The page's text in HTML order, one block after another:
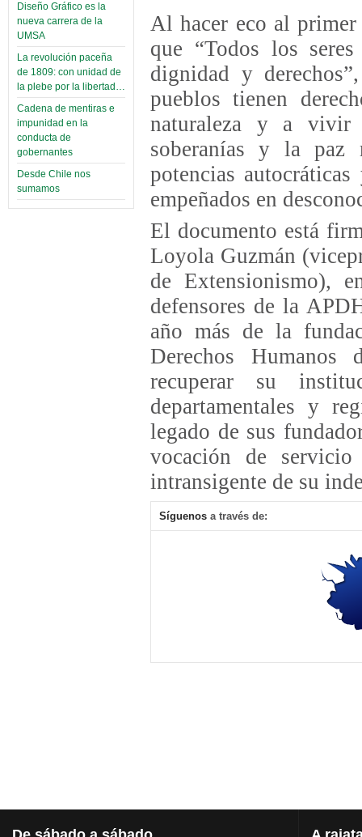
Diseño Gráfico es la
nueva carrera de la
UMSA
La revolución paceña
de 1809: con unidad de
la plebe por la libertad…
Cadena de mentiras e
impunidad en la
conducta de
gobernantes
Desde Chile nos
sumamos
Al hacer eco al
que “Todos los
dignidad y
pueblos tienen
naturaleza y a vivir
soberanías y la paz
potencias
empeñados en
El documento está
Loyola Guzmán
de Extensionismo),
defensores de la
año más de la
Derechos
recuperar su
departamentales y
legado de sus
vocación de
intransigente de su
Síguenos a través de: